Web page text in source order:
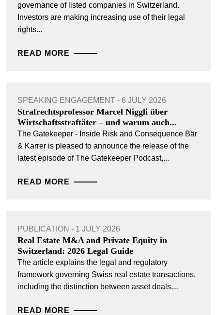
governance of listed companies in Switzerland.
Investors are making increasing use of their legal
rights...
READ MORE
SPEAKING ENGAGEMENT - 6 JULY 2026
Strafrechtsprofessor Marcel Niggli über
Wirtschaftsstraftäter – und warum auch...
The Gatekeeper - Inside Risk and Consequence Bär
& Karrer is pleased to announce the release of the
latest episode of The Gatekeeper Podcast,...
READ MORE
PUBLICATION - 1 JULY 2026
Real Estate M&A and Private Equity in
Switzerland: 2026 Legal Guide
The article explains the legal and regulatory
framework governing Swiss real estate transactions,
including the distinction between asset deals,...
READ MORE